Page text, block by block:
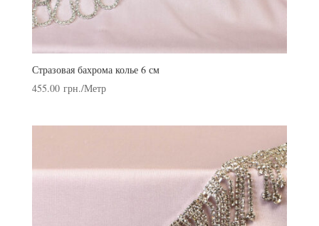
Стразовая бахрома колье 6 см
455.00 грн./Метр